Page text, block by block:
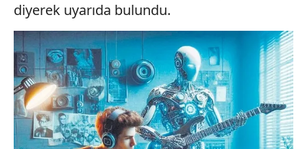
diyerek uyarıda bulundu.